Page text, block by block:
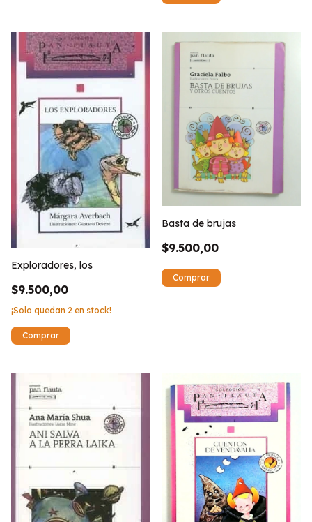
Exploradores, los
$9.500,00
¡Solo quedan 2 en stock!
Basta de brujas
$9.500,00